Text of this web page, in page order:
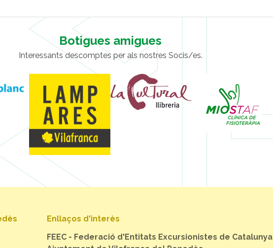
Botigues amigues
Interessants descomptes per als nostres Socis/es.
Enllaços d'interès
FEEC - Federació d'Entitats Excursionistes de Catalunya